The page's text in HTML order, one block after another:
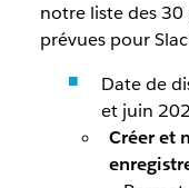
notre liste des
prévues pour
Date de
et juin
Créer et